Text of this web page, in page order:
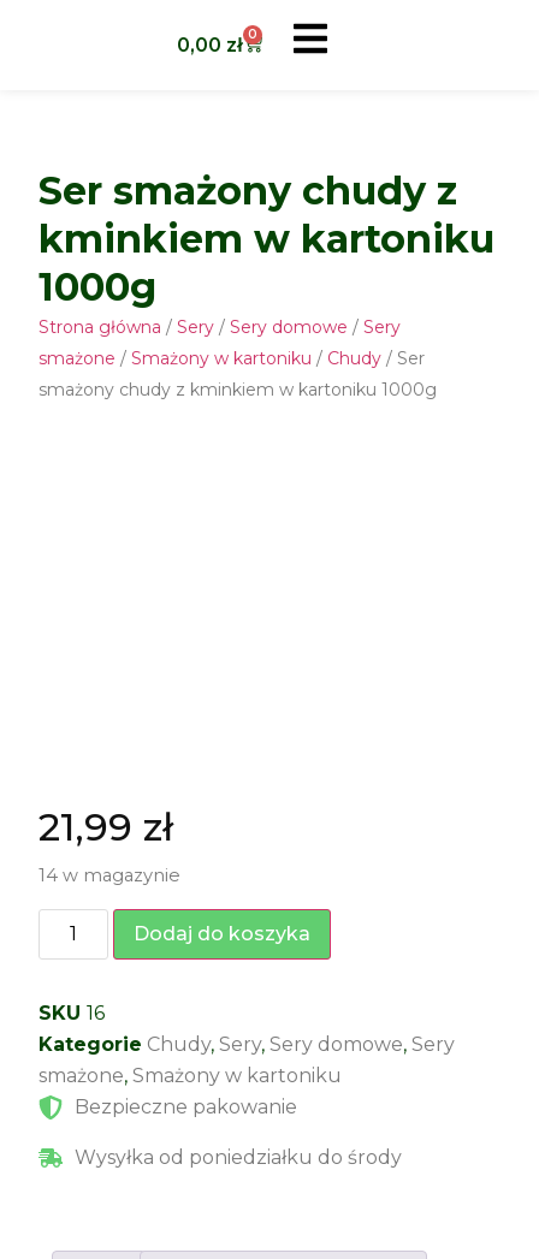
0,00 zł 0
Ser smażony chudy z
kminkiem w kartoniku
1000g
Strona główna / Sery / Sery domowe / Sery
smażone / Smażony w kartoniku / Chudy / Ser
smażony chudy z kminkiem w kartoniku 1000g
21,99 zł
14 w magazynie
Dodaj do koszyka
SKU 16
Kategorie Chudy, Sery, Sery domowe, Sery
smażone, Smażony w kartoniku
Bezpieczne pakowanie
Wysyłka od poniedziałku do środy